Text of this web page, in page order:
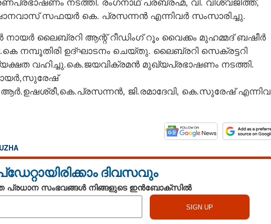
നടത്തി. രംഗനാഥ് പരബ്രഹ്മ, വി. വിശ്വജിത്ത്,
സഫയർ കെ. പ്രസന്നൻ എന്നിവർ സംസാരിച്ചു.
നായർ ലൈബ്രറി ആന്റ് റീഡിംഗ് റൂം വൈക്കം മുഹമ്മദ് ബഷീർ
നമ്പൂതിരി ഉദ്ഘാടനം ചെയ്തു. ലൈബ്രറി സെക്രട്ടറി
വഹിച്ചു.കെ.ജയവിക്രമൻ മുഖ്യപ്രഭാഷണം നടത്തി.
ജി.രമാദേവി, കെ.സുരേഷ്
ദിവസവും
പ്രധാന സംഭവങ്ങൾ നിങ്ങളുടെ ഇൻബോക്സിൽ